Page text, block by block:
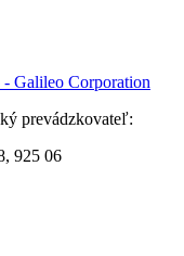
prevádzkovateľ:
925 06